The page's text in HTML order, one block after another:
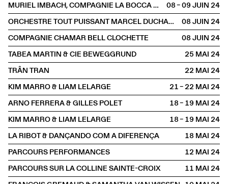
MURIEL IMBACH, COMPAGNIE LA BOCCA DELLA LUNA
08 – 09 JUIN2024
ORCHESTRE TOUT PUISSANT MARCEL DUCHAMP
08 JUIN2024
COMPAGNIE CHAMAR BELL CLOCHETTE
08 JUIN2024
TABEA MARTIN & CIE BEWEGGRUND
25 MAI2024
TRÂN TRAN
22 MAI2024
KIM MARRO & LIAM LELARGE
21 – 22 MAI2024
ARNO FERRERA & GILLES POLET
18 – 19 MAI2024
KIM MARRO & LIAM LELARGE
18 – 19 MAI2024
LA RIBOT & DANÇANDO COM A DIFERENÇA
18 MAI2024
PARCOURS PERFORMANCES
12 MAI2024
PARCOURS SUR LA COLLINE SAINTE-CROIX
11 MAI2024